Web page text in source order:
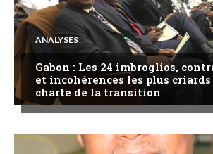
ANALYSES
Gabon : Les 24 imbroglios,
et incohérences les plus criards
charte de la transition